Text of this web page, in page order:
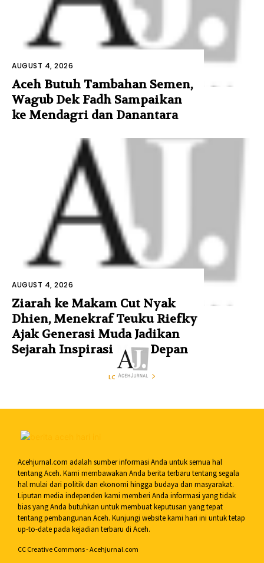
AUGUST 4, 2026
Aceh Butuh Tambahan Semen,
Wagub Dek Fadh Sampaikan
ke Mendagri dan Danantara
AUGUST 4, 2026
Ziarah ke Makam Cut Nyak
Dhien, Menekraf Teuku Riefky
Ajak Generasi Muda Jadikan
Sejarah Inspirasi Masa Depan
LOAD MORE
Acehjurnal.com adalah sumber informasi Anda untuk semua hal
tentang Aceh. Kami membawakan Anda berita terbaru tentang segala
hal mulai dari politik dan ekonomi hingga budaya dan masyarakat.
Liputan media independen kami memberi Anda informasi yang tidak
bias yang Anda butuhkan untuk membuat keputusan yang tepat
tentang pembangunan Aceh. Kunjungi website kami hari ini untuk tetap
up-to-date pada kejadian terbaru di Aceh.
CC Creative Commons - Acehjurnal.com